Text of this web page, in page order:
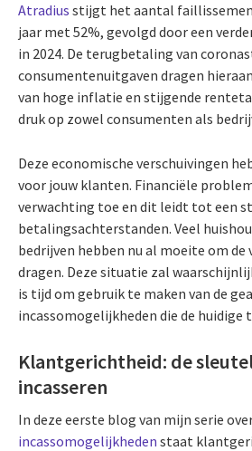
Atradius stijgt het aantal
jaar met 52%, gevolgd door een
in 2024. De terugbetaling van
consumentenuitgaven dragen
van hoge inflatie en stijgende
druk op zowel consumenten als
Deze economische verschuivingen
voor jouw klanten. Financiële
verwachting toe en dit leidt tot een
betalingsachterstanden. Veel
bedrijven hebben nu al moeite om de
dragen. Deze situatie zal
is tijd om gebruik te maken van de
incassomogelijkheden die de huidige
Klantgerichtheid: de
incasseren
In deze eerste blog van mijn serie
incassomogelijkheden staat